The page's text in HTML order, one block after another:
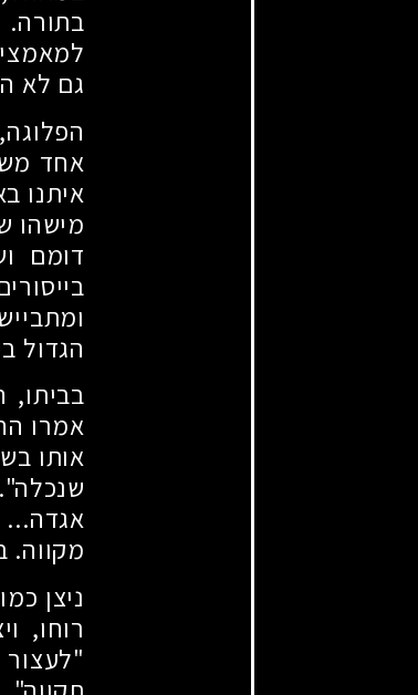
בתורה.
גם לא
אחד
איתנו
מישהו
דומם
הגדול
אמרו
אותו
אגדה...
מקווה.
ניצן
רוחו,